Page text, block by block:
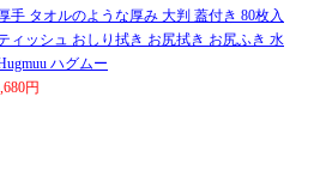
手 タオルのような厚み 大判 蓋付き 80枚入
ィッシュ おしり拭き お尻拭き お尻ふき 水
ハグムー
円